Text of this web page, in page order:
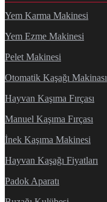
Yem Karma Makinesi
Yem Ezme Makinesi
Pelet Makinesi
Otomatik Kaşağı Makinası
Hayvan Kaşıma Fırçası
Manuel Kaşıma Fırçası
İnek Kaşıma Makinesi
Hayvan Kaşağı Fiyatları
Padok Aparatı